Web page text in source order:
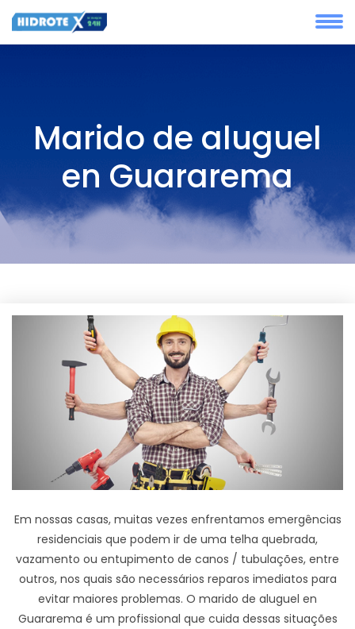
Marido de aluguel
en Guararema
Em nossas casas, muitas vezes enfrentamos emergências
residenciais que podem ir de uma telha quebrada,
vazamento ou entupimento de canos / tubulações, entre
outros, nos quais são necessários reparos imediatos para
evitar maiores problemas. O marido de aluguel en
Guararema é um profissional que cuida dessas situações